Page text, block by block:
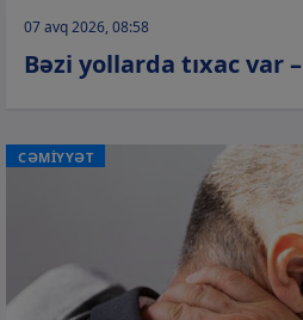
07 avq 2026, 08:58
Bəzi yollarda tıxac var –
CƏMİYYƏT